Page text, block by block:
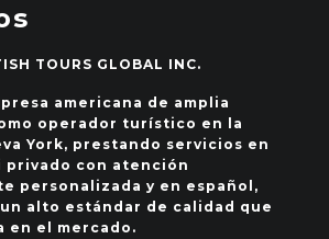
TOURS GLOBAL INC.
americana de amplia
operador turístico en la
York, prestando servicios en
privado con atención
personalizada y en español,
alto estándar de calidad que
en el mercado.